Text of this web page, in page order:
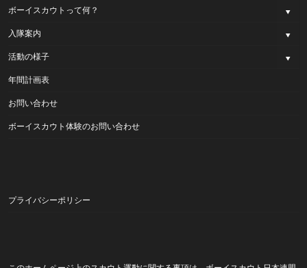
ボーイスカウトって何？
入隊案内
活動の様子
年間計画表
お問い合わせ
ボーイスカウト体験のお問い合わせ
プライバシーポリシー